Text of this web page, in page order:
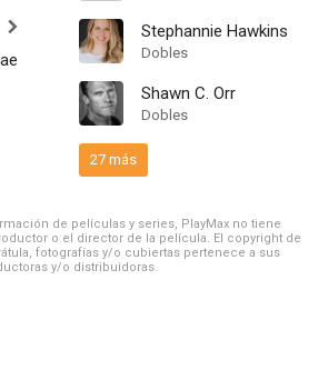
Stephannie Hawkins
Dobles
Shawn C. Orr
Dobles
27 más
de películas y series, PlayMax no tiene
o el director de la película. El copyright de
fotografías y/o cubiertas pertenece a sus
y/o distribuidoras.